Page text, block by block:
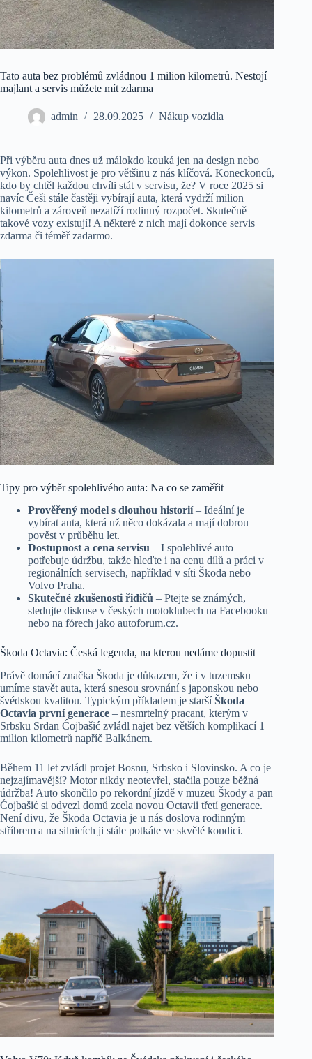
Tato auta bez problémů zvládnou 1 milion kilometrů. Nestojí
majlant a servis můžete mít zdarma
admin 28.09.2025 Nákup vozidla
Při výběru auta dnes už málokdo kouká jen na design nebo
výkon. Spolehlivost je pro většinu z nás klíčová. Koneckonců,
kdo by chtěl každou chvíli stát v servisu, že? V roce 2025 si
navíc Češi stále častěji vybírají auta, která vydrží milion
kilometrů a zároveň nezatíží rodinný rozpočet. Skutečně
takové vozy existují! A některé z nich mají dokonce servis
zdarma či téměř zadarmo.
Tipy pro výběr spolehlivého auta: Na co se zaměřit
Prověřený model s dlouhou historií– Ideální je
vybírat auta, která už něco dokázala a mají dobrou
pověst v průběhu let.
Dostupnost a cena servisu – I spolehlivé auto
potřebuje údržbu, takže hleďte i na cenu dílů a práci v
regionálních servisech, například v síti Škoda nebo
Volvo Praha.
Skutečné zkušenosti řidičů – Ptejte se známých,
sledujte diskuse v českých motoklubech na Facebooku
nebo na fórech jako autoforum.cz.
Škoda Octavia: Česká legenda, na kterou nedáme dopustit
Právě domácí značka Škoda je důkazem, že i v tuzemsku
umíme stavět auta, která snesou srovnání s japonskou nebo
švédskou kvalitou. Typickým příkladem je staršíŠkoda
Octavia první generace – nesmrtelný pracant, kterým v
Srbsku Srdan Ćojbašić zvládl najet bez větších komplikací 1
milion kilometrů napříč Balkánem.
Během 11 let zvládl projet Bosnu, Srbsko i Slovinsko. A co je
nejzajímavější? Motor nikdy neotevřel, stačila pouze běžná
údržba! Auto skončilo po rekordní jízdě v muzeu Škody a pan
Ćojbašić si odvezl domů zcela novou Octavii třetí generace.
Není divu, že Škoda Octavia je u nás doslova rodinným
stříbrem a na silnicích ji stále potkáte ve skvělé kondici.